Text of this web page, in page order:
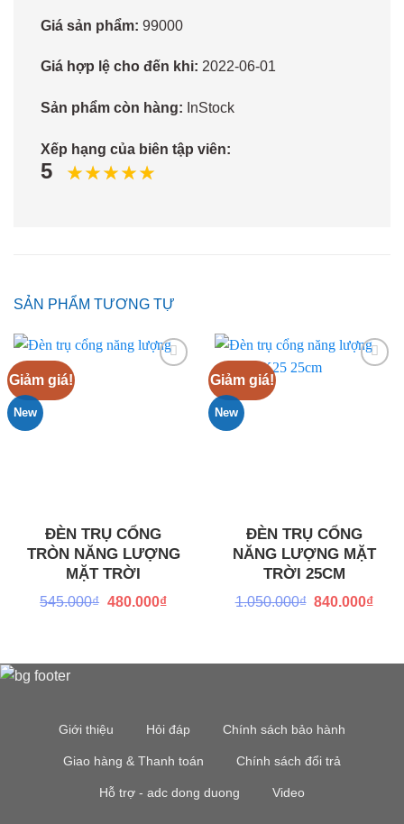
Giá sản phẩm: 99000
Giá hợp lệ cho đến khi: 2022-06-01
Sản phẩm còn hàng: InStock
Xếp hạng của biên tập viên:
5
SẢN PHẨM TƯƠNG TỰ
Giảm giá!
New
ĐÈN TRỤ CỔNG
TRÒN NĂNG LƯỢNG
MẶT TRỜI
545.000₫ Giá
gốc
480.000₫Giá
Giảm giá!
New
ĐÈN TRỤ CỔNG
NĂNG LƯỢNG MẶT
TRỜI 25CM
1.050.000₫ Giá
gốc
840.000₫Giá
Giới thiệu Hỏi đáp Chính sách bảo hành
Giao hàng & Thanh toán Chính sách đổi trả
Hỗ trợ - adc dong duong Video